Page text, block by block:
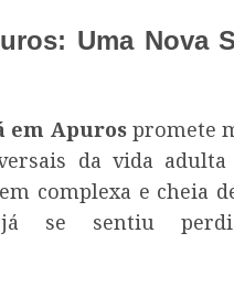
Uma Nova
em Apurospromete
da vida
complexa e cheia
se sentiu